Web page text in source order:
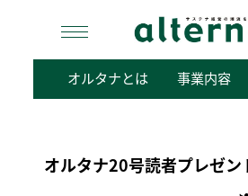
検
オルタナとは 事業内容
オルタナ20号読者プレゼン